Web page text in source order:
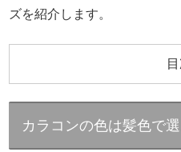
ズを紹介します。
カラコンの色は髪色で